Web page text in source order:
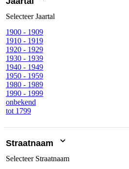
SelecteerJaartal
1900 - 1909
1910 - 1919
1920 - 1929
1930 - 1939
1940 - 1949
1950 - 1959
1980 - 1989
1990 - 1999
onbekend
tot 1799
Straatnaam
SelecteerStraatnaam